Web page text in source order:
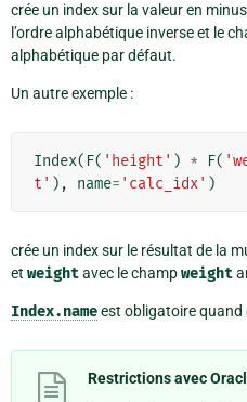
crée un index sur la valeur en
l’ordre alphabétique inverse et le
alphabétique par défaut.
Un autre exemple :
Index( F( 'height' ) * F(
t' ), name= 'calc_idx' )
crée un index sur le résultat de la
et weightavec le champweight
Index.nameest obligatoire quand
Restrictions avec